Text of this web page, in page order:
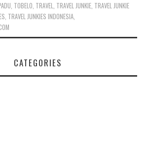
TOBELO TRAVEL TRAVEL JUNKIE TRAVEL JUNKIE
TRAVEL JUNKIES INDONESIA
CATEGORIES